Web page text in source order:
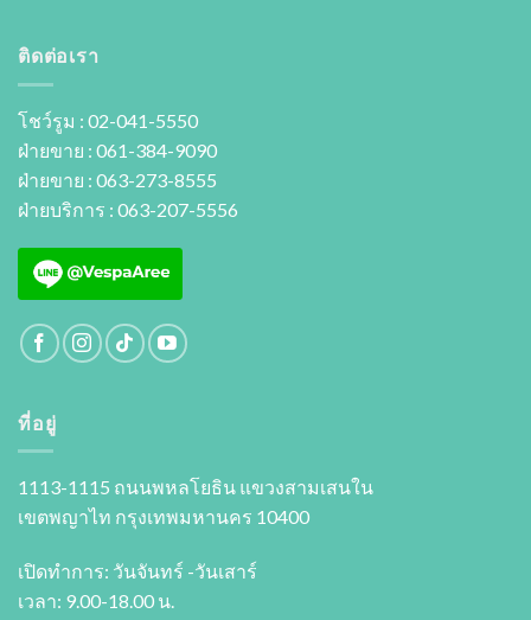
ติดต่อเรา
โชว์รูม : 02-041-5550
ฝ่ายขาย : 061-384-9090
ฝ่ายขาย : 063-273-8555
ฝ่ายบริการ : 063-207-5556
ที่อยู่
1113-1115 ถนนพหลโยธิน แขวงสามเสนใน
เขตพญาไท กรุงเทพมหานคร 10400
เปิดทำการ: วันจันทร์ -วันเสาร์
เวลา: 9.00-18.00 น.